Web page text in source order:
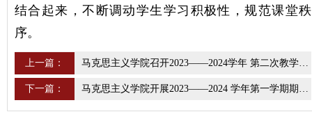
结合起来，不断调动学生学习积极性，规范课堂秩
序。
上一篇：
下一篇：